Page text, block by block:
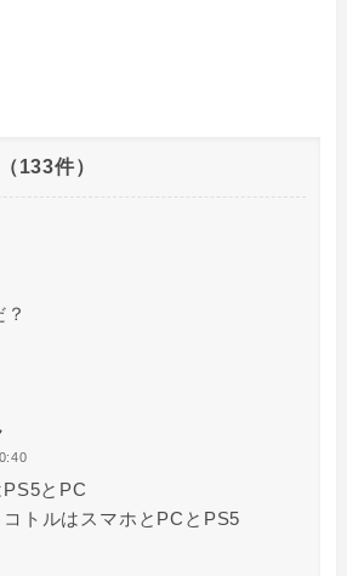
（133件）
とPC
コトルはスマホとPCとPS5